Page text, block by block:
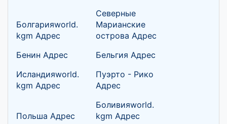
Болгарияworld.
kgm Адрес
Северные
Марианские
острова Адрес
Бенин Адрес
Бельгия Адрес
Исландияworld.
kgm Адрес
Пуэрто - Рико
Адрес
Польша Адрес
Боливияworld.
kgm Адрес